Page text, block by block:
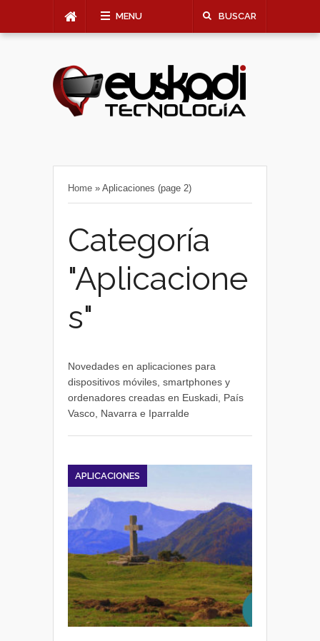
MENU BUSCAR
Home » Aplicaciones (page 2)
Categoría
"Aplicacione
s"
Novedades en aplicaciones para
dispositivos móviles, smartphones y
ordenadores creadas en Euskadi, País
Vasco, Navarra e Iparralde
APLICACIONES